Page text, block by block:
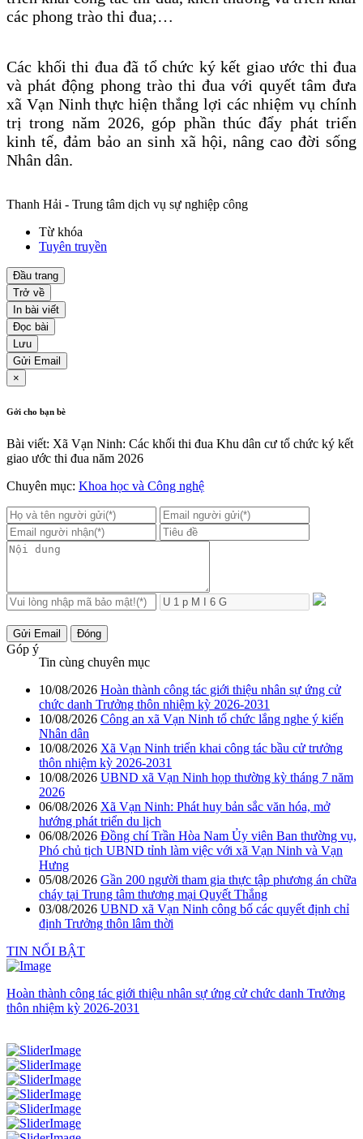
các phong trào thi đua;…
Các khối thi đua đã tổ chức ký kết giao ước thi đua
và phát động phong trào thi đua với quyết tâm đưa
xã Vạn Ninh thực hiện thắng lợi các nhiệm vụ chính
trị trong năm 2026, góp phần thúc đẩy phát triển
kinh tế, đảm bảo an sinh xã hội, nâng cao đời sống
Nhân dân.
Thanh Hải - Trung tâm dịch vụ sự nghiệp công
Từ khóa
Tuyên truyền
Đầu trang
Trở về
In bài viết
Đọc bài
Lưu
Gửi Email
×
Gởi cho bạn bè
Bài viết: Xã Vạn Ninh: Các khối thi đua Khu dân cư tổ chức ký kết
giao ước thi đua năm 2026
Chuyên mục: Khoa học và Công nghệ
Gửi Email Đóng
Góp ý
Tin cùng chuyên mục
10/08/2026 Hoàn thành công tác giới thiệu nhân sự ứng cử
chức danh Trưởng thôn nhiệm kỳ 2026-2031
10/08/2026 Công an xã Vạn Ninh tổ chức lắng nghe ý kiến
Nhân dân
10/08/2026 Xã Vạn Ninh triển khai công tác bầu cử trưởng
thôn nhiệm kỳ 2026-2031
10/08/2026 UBND xã Vạn Ninh họp thường kỳ tháng 7 năm
2026
06/08/2026 Xã Vạn Ninh: Phát huy bản sắc văn hóa, mở
hướng phát triển du lịch
06/08/2026 Đồng chí Trần Hòa Nam Ủy viên Ban thường vụ,
Phó chủ tịch UBND tỉnh làm việc với xã Vạn Ninh và Vạn
Hưng
05/08/2026 Gần 200 người tham gia thực tập phương án chữa
cháy tại Trung tâm thương mại Quyết Thắng
03/08/2026 UBND xã Vạn Ninh công bố các quyết định chỉ
định Trưởng thôn lâm thời
TIN NỔI BẬT
Hoàn thành công tác giới thiệu nhân sự ứng cử chức danh Trưởng
thôn nhiệm kỳ 2026-2031